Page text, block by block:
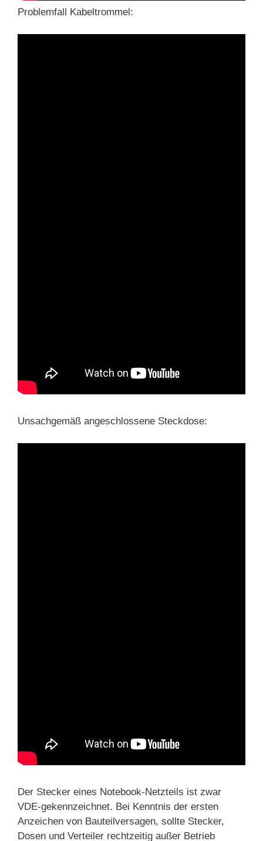
Problemfall Kabeltrommel:
Unsachgemäß angeschlossene Steckdose:
Der Stecker eines Notebook-Netzteils ist zwar
VDE-gekennzeichnet. Bei Kenntnis der ersten
Anzeichen von Bauteilversagen, sollte Stecker,
Dosen und Verteiler rechtzeitig außer Betrieb